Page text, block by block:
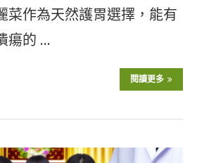
菜作為天然護胃選擇，能有
瘍的 …
閱讀更多